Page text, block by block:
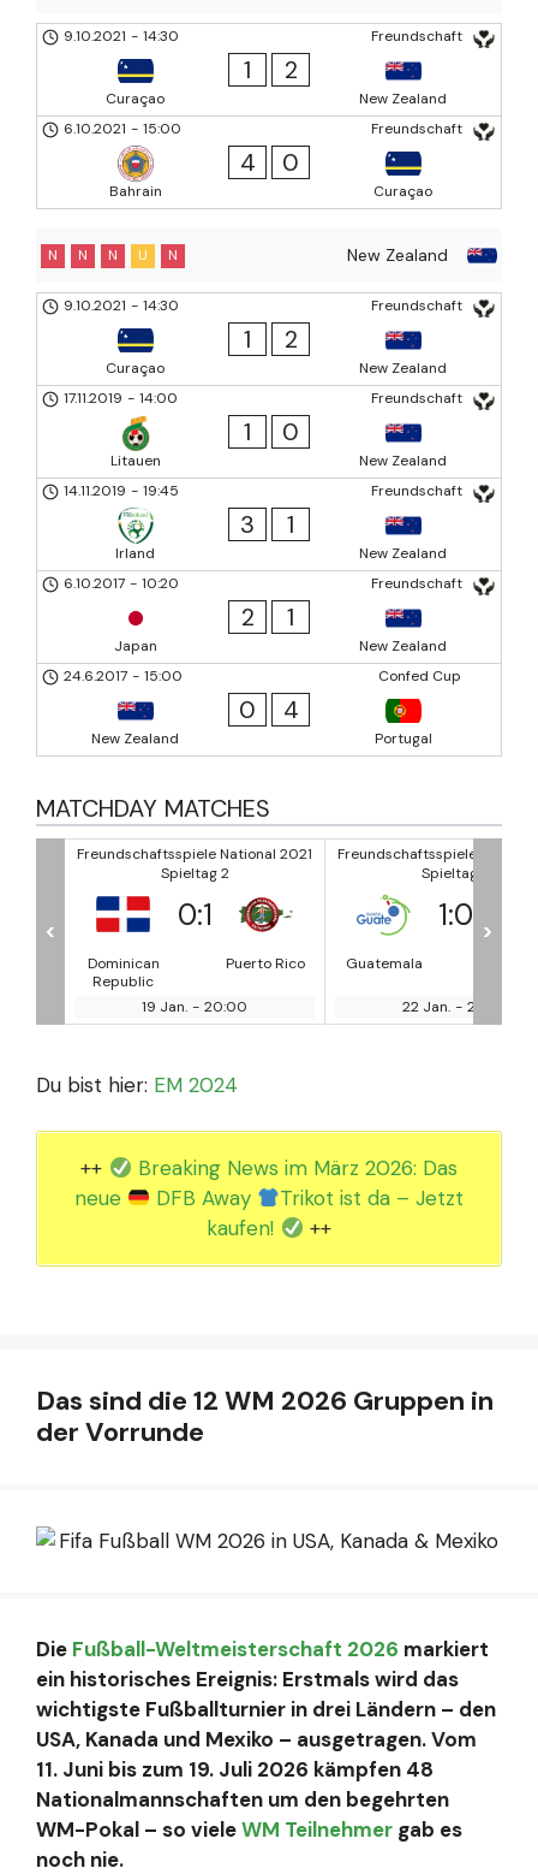
Freundschaft
9.10.2021 - 14:30
Curaçao
1 2
New Zealand
Freundschaft
6.10.2021 - 15:00
Bahrain
4 0
Curaçao
New Zealand
N N N U N
Freundschaft
9.10.2021 - 14:30
Curaçao
1 2
New Zealand
Freundschaft
17.11.2019 - 14:00
Litauen
1 0
New Zealand
Freundschaft
14.11.2019 - 19:45
Irland
3 1
New Zealand
Freundschaft
6.10.2017 - 10:20
Japan
2 1
New Zealand
Confed Cup
24.6.2017 - 15:00
New Zealand
0 4
Portugal
MATCHDAY MATCHES
Freundschaftsspiele National 2021
Spieltag 2
Guatemala
1:0
Puerto Rico
22 Jan. - 23:00
Freundschaftsspiele
Spieltag 2
Guatemala
-:-
Begegnung
< >
Du bist hier: EM 2024
++
Breaking News im März 2026: Das
neue
DFB Away
Trikot ist da – Jetzt
kaufen!
++
Das sind die 12 WM 2026 Gruppen in
der Vorrunde
Die Fußball-Weltmeisterschaft 2026 markiert
ein historisches Ereignis: Erstmals wird das
wichtigste Fußballturnier in drei Ländern – den
USA, Kanada und Mexiko – ausgetragen. Vom
11. Juni bis zum 19. Juli 2026 kämpfen 48
Nationalmannschaften um den begehrten
WM-Pokal – so vieleWM Teilnehmer gab es
noch nie.